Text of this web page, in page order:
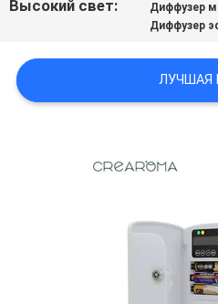
ЦИТАТУ
ПОЛИТИКА
Высокий свет: Диффузер
Диффузер
ЛУЧШАЯ